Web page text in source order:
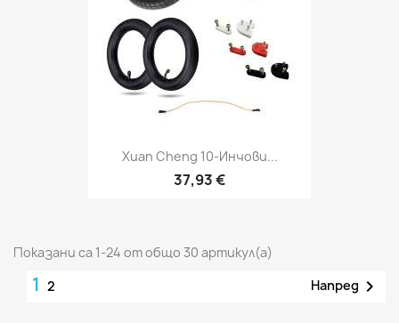
Xuan Cheng 10-Инчови...
37,93 €
Показани са 1-24 от общо 30 артикул(а)
1 2 Напред 